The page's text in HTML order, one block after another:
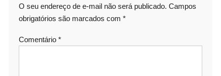
O seu endereço de e-mail não será publicado. Campos
obrigatórios são marcados com *
Comentário *